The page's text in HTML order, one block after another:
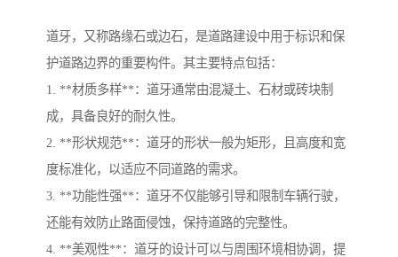
道牙，又称路缘石或边石，是道路建设中用于标识和保
护道路边界的重要构件。其主要特点包括：
1. **材质多样**：道牙通常由混凝土、石材或砖块制
成，具备良好的耐久性。
2. **形状规范**：道牙的形状一般为矩形，且高度和宽
度标准化，以适应不同道路的需求。
3. **功能性强**：道牙不仅能够引导和限制车辆行驶，
还能有效防止路面侵蚀，保持道路的完整性。
4. **美观性**：道牙的设计可以与周围环境相协调，提